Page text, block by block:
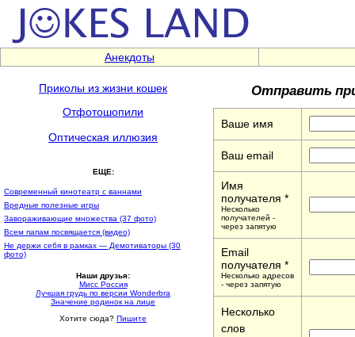
Анекдоты
Приколы из жизни кошек
Отфотошопили
Оптическая иллюзия
ЕЩЕ:
Современный кинотеатр с ваннами
Вредные полезные игры
Завораживающие множества (37 фото)
Всем папам посвящается (видео)
Не держи себя в рамках — Демотиваторы (30
фото)
Наши друзья:
Мисс Россия
Лучшая грудь по версии Wonderbra
Значение родинок на лице
Хотите сюда? Пишите
Отправить
Ваше имя
Ваш email
Имя
получателя *
Несколько
получателей -
через запятую
Email
получателя *
Несколько адресов
- через запятую
Несколько
слов